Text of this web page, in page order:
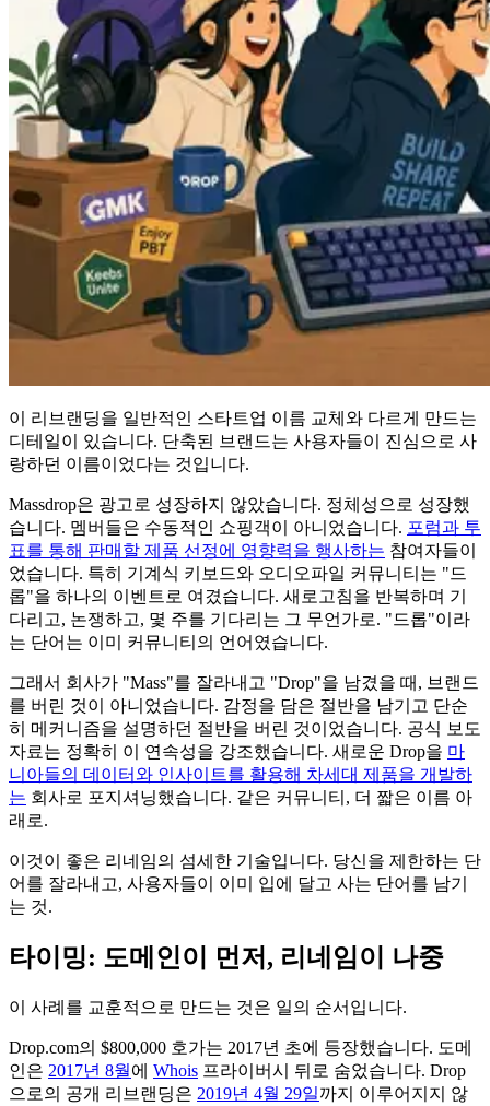
이 리브랜딩을 일반적인 스타트업 이름 교체와 다르게 만드는
디테일이 있습니다. 단축된 브랜드는 사용자들이 진심으로 사
랑하던 이름이었다는 것입니다.
Massdrop은 광고로 성장하지 않았습니다. 정체성으로 성장했
습니다. 멤버들은 수동적인 쇼핑객이 아니었습니다. 포럼과 투
표를 통해 판매할 제품 선정에 영향력을 행사하는 참여자들이
었습니다. 특히 기계식 키보드와 오디오파일 커뮤니티는 "드
롭"을 하나의 이벤트로 여겼습니다. 새로고침을 반복하며 기
다리고, 논쟁하고, 몇 주를 기다리는 그 무언가로. "드롭"이라
는 단어는 이미 커뮤니티의 언어였습니다.
그래서 회사가 "Mass"를 잘라내고 "Drop"을 남겼을 때, 브랜드
를 버린 것이 아니었습니다. 감정을 담은 절반을 남기고 단순
히 메커니즘을 설명하던 절반을 버린 것이었습니다. 공식 보도
자료는 정확히 이 연속성을 강조했습니다. 새로운 Drop을 마
니아들의 데이터와 인사이트를 활용해 차세대 제품을 개발하
는 회사로 포지셔닝했습니다. 같은 커뮤니티, 더 짧은 이름 아
래로.
이것이 좋은 리네임의 섬세한 기술입니다. 당신을 제한하는 단
어를 잘라내고, 사용자들이 이미 입에 달고 사는 단어를 남기
는 것.
타이밍: 도메인이 먼저, 리네임이 나중
이 사례를 교훈적으로 만드는 것은 일의 순서입니다.
Drop.com의 $800,000 호가는 2017년 초에 등장했습니다. 도메
인은 2017년 8월에 Whois 프라이버시 뒤로 숨었습니다. Drop
으로의 공개 리브랜딩은 2019년 4월 29일까지 이루어지지 않